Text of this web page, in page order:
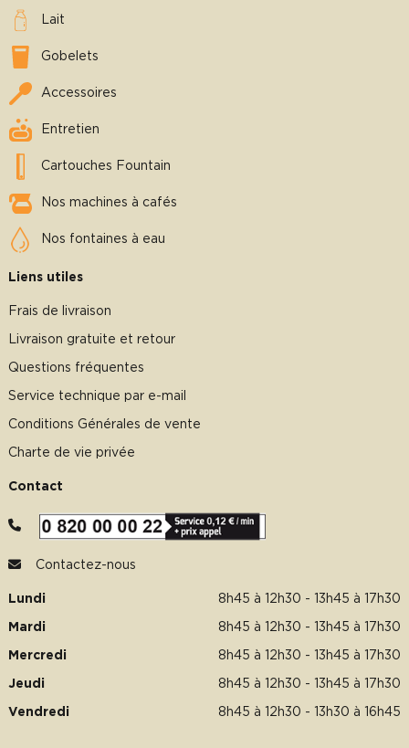
Lait
Gobelets
Accessoires
Entretien
Cartouches Fountain
Nos machines à cafés
Nos fontaines à eau
Liens utiles
Frais de livraison
Livraison gratuite et retour
Questions fréquentes
Service technique par e-mail
Conditions Générales de vente
Charte de vie privée
Contact
Contactez-nous
Lundi 8h45 à 12h30 - 13h45 à 17h30
Mardi 8h45 à 12h30 - 13h45 à 17h30
Mercredi 8h45 à 12h30 - 13h45 à 17h30
Jeudi 8h45 à 12h30 - 13h45 à 17h30
Vendredi 8h45 à 12h30 - 13h30 à 16h45